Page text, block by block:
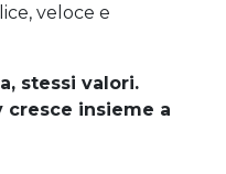
veloce e
stessi valori.
cresce insieme a